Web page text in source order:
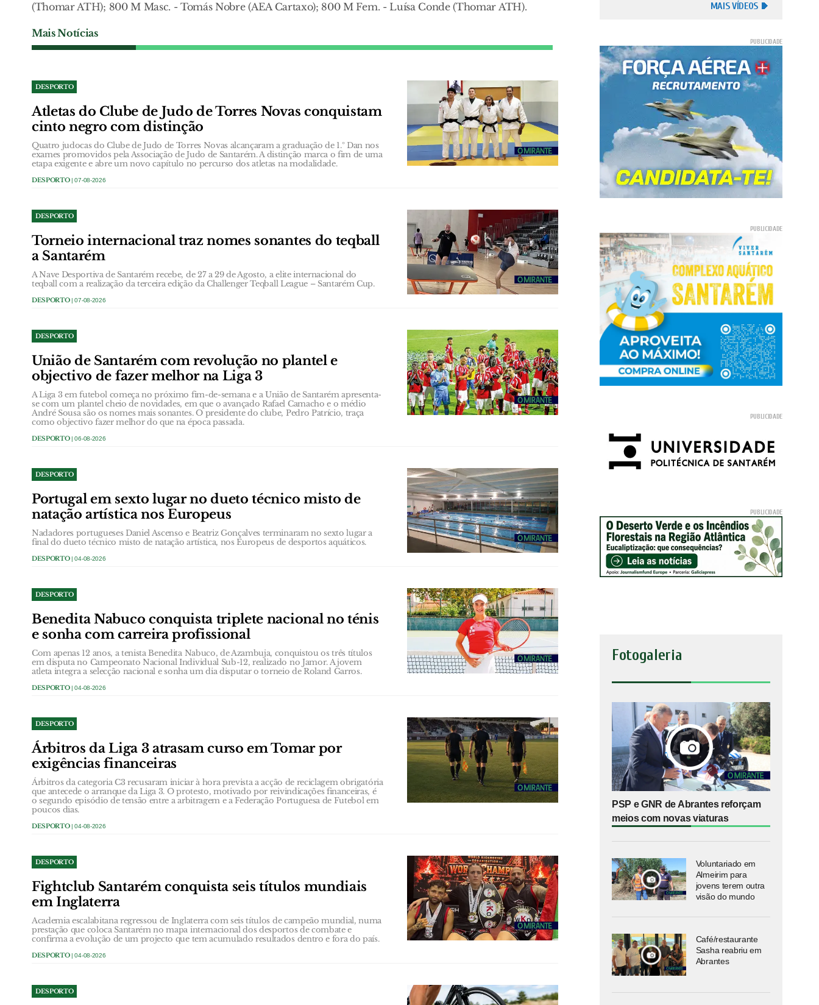
(Thomar ATH); 800 M Masc. - Tomás Nobre (AEA Cartaxo); 800 M Fem. - Luísa Conde (Thomar ATH).
Mais Notícias
DESPORTO
Atletas do Clube de Judo de Torres Novas conquistam
cinto negro com distinção
Quatro judocas do Clube de Judo de Torres Novas alcançaram a graduação de 1.º Dan nos
exames promovidos pela Associação de Judo de Santarém. A distinção marca o fim de uma
etapa exigente e abre um novo capítulo no percurso dos atletas na modalidade.
DESPORTO| 07-08-2026
DESPORTO
Torneio internacional traz nomes sonantes do teqball
a Santarém
A Nave Desportiva de Santarém recebe, de 27 a 29 de Agosto, a elite internacional do
teqball com a realização da terceira edição da Challenger Teqball League – Santarém Cup.
DESPORTO| 07-08-2026
DESPORTO
União de Santarém com revolução no plantel e
objectivo de fazer melhor na Liga 3
A Liga 3 em futebol começa no próximo fim-de-semana e a União de Santarém apresenta-
se com um plantel cheio de novidades, em que o avançado Rafael Camacho e o médio
André Sousa são os nomes mais sonantes. O presidente do clube, Pedro Patrício, traça
como objectivo fazer melhor do que na época passada.
DESPORTO| 06-08-2026
DESPORTO
Portugal em sexto lugar no dueto técnico misto de
natação artística nos Europeus
Nadadores portugueses Daniel Ascenso e Beatriz Gonçalves terminaram no sexto lugar a
final do dueto técnico misto de natação artística, nos Europeus de desportos aquáticos.
DESPORTO| 04-08-2026
DESPORTO
Benedita Nabuco conquista triplete nacional no ténis
e sonha com carreira profissional
Com apenas 12 anos, a tenista Benedita Nabuco, de Azambuja, conquistou os três títulos
em disputa no Campeonato Nacional Individual Sub-12, realizado no Jamor. A jovem
atleta integra a selecção nacional e sonha um dia disputar o torneio de Roland Garros.
DESPORTO| 04-08-2026
DESPORTO
Árbitros da Liga 3 atrasam curso em Tomar por
exigências financeiras
Árbitros da categoria C3 recusaram iniciar à hora prevista a acção de reciclagem obrigatória
que antecede o arranque da Liga 3. O protesto, motivado por reivindicações financeiras, é
o segundo episódio de tensão entre a arbitragem e a Federação Portuguesa de Futebol em
poucos dias.
DESPORTO| 04-08-2026
DESPORTO
Fightclub Santarém conquista seis títulos mundiais
em Inglaterra
Academia escalabitana regressou de Inglaterra com seis títulos de campeão mundial, numa
prestação que coloca Santarém no mapa internacional dos desportos de combate e
confirma a evolução de um projecto que tem acumulado resultados dentro e fora do país.
DESPORTO| 04-08-2026
DESPORTO
MAIS VÍDEOS
Fotogaleria
PSP e GNR de Abrantes reforçam
meios com novas viaturas
Voluntariado em
Almeirim para
jovens terem outra
visão do mundo
Café/restaurante
Sasha reabriu em
Abrantes